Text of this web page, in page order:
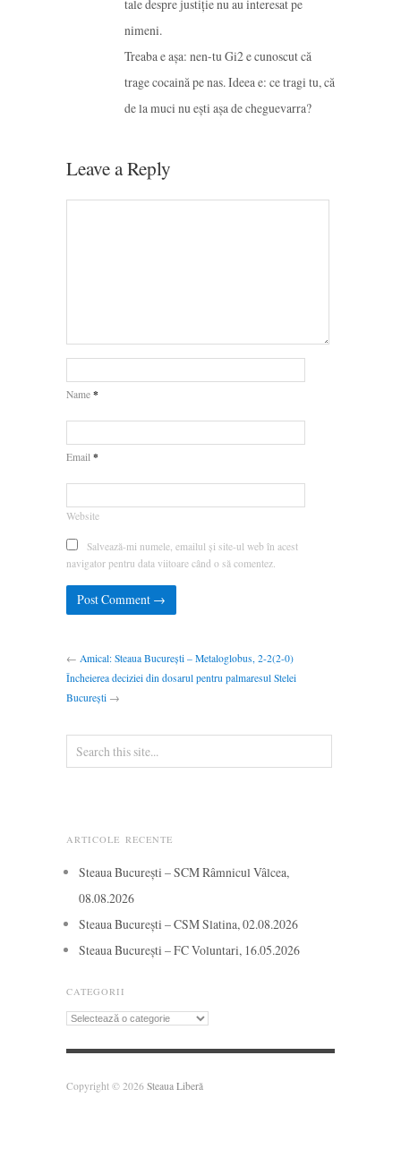
tale despre justiție nu au interesat pe
nimeni.
Treaba e așa: nen-tu Gi2 e cunoscut că
trage cocaină pe nas. Ideea e: ce tragi tu, că
de la muci nu ești așa de cheguevarra?
Leave a Reply
Name *
Email *
Website
Salvează-mi numele, emailul și site-ul web în acest
navigator pentru data viitoare când o să comentez.
← Amical: Steaua București – Metaloglobus, 2-2(2-0)
Încheierea deciziei din dosarul pentru palmaresul Stelei
București →
ARTICOLE RECENTE
Steaua București – SCM Râmnicul Vâlcea,
08.08.2026
Steaua București – CSM Slatina, 02.08.2026
Steaua București – FC Voluntari, 16.05.2026
CATEGORII
Categorii
Copyright © 2026 Steaua Liberă